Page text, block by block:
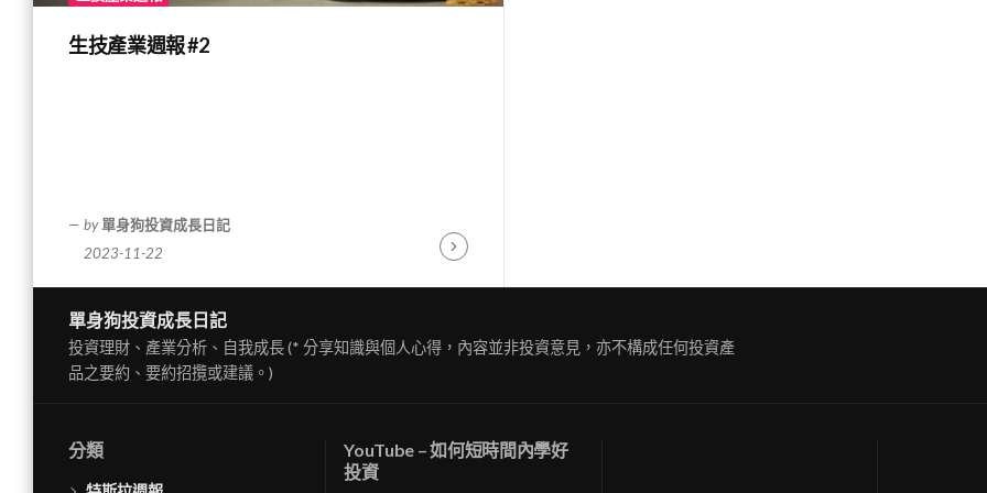
生技產業週報 #2
by 單身狗投資成長日記
2023-11-22
Continue
單身狗投資成長日記
投資理財、產業分析、自我成長 (* 分享知識與個人心得，內容並非投資意見，亦不構成任何投資產
品之要約、要約招攬或建議。)
分類
YouTube – 如何短時間內學好
投資